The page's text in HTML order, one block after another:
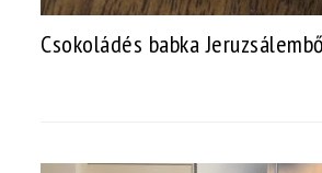
Csokoládés babka